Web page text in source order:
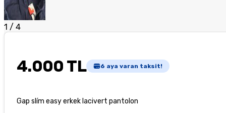
1 / 4
4.000 TL 6 aya varan taksit!
Gap slím easy erkek lacivert pantolon